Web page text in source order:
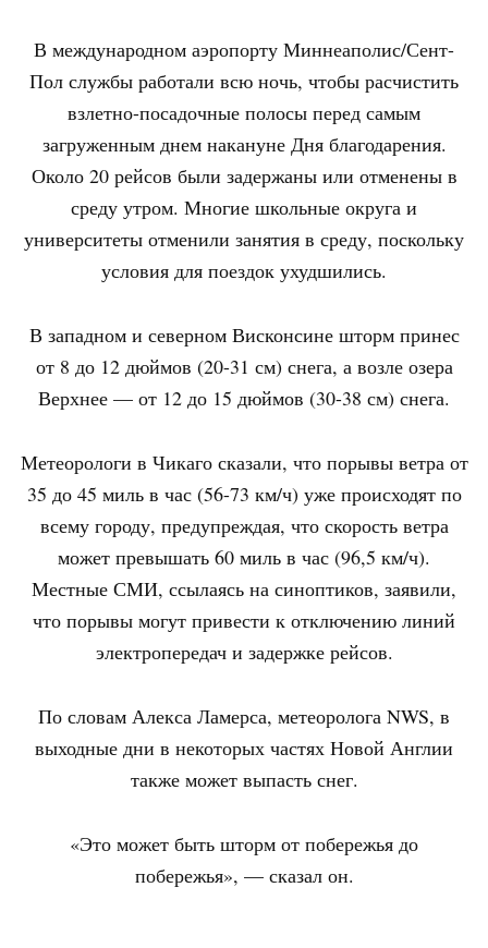
В международном аэропорту Миннеаполис/Сент-
Пол службы работали всю ночь, чтобы расчистить
взлетно-посадочные полосы перед самым
загруженным днем накануне Дня благодарения.
Около 20 рейсов были задержаны или отменены в
среду утром. Многие школьные округа и
университеты отменили занятия в среду, поскольку
условия для поездок ухудшились.
В западном и северном Висконсине шторм принес
от 8 до 12 дюймов (20-31 см) снега, а возле озера
Верхнее — от 12 до 15 дюймов (30-38 см) снега.
Метеорологи в Чикаго сказали, что порывы ветра от
35 до 45 миль в час (56-73 км/ч) уже происходят по
всему городу, предупреждая, что скорость ветра
может превышать 60 миль в час (96,5 км/ч).
Местные СМИ, ссылаясь на синоптиков, заявили,
что порывы могут привести к отключению линий
электропередач и задержке рейсов.
По словам Алекса Ламерса, метеоролога NWS, в
выходные дни в некоторых частях Новой Англии
также может выпасть снег.
«Это может быть шторм от побережья до
побережья», — сказал он.